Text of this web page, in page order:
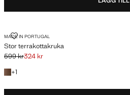
MADE IN PORTUGAL
Stor terrakottakruka
STOR TERRAKOTTAKRUKA
Ursprungligt pris överstruket [599 kr ]
599 kr
Gällande pris [324 kr ]
324 kr
+1
+1 färg